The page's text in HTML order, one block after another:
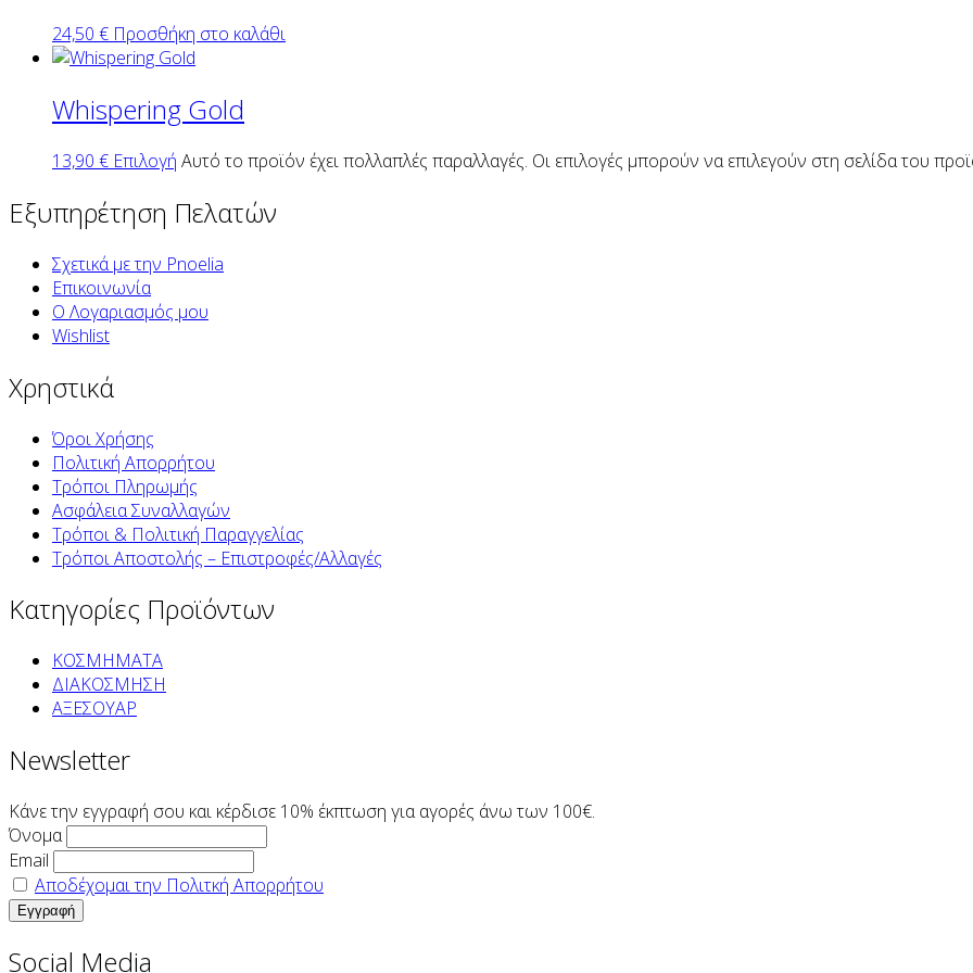
24,50 € Προσθήκη στο καλάθι
Whispering Gold
13,90 € Επιλογή Αυτό το προϊόν έχει πολλαπλές παραλλαγές. Οι επιλογές μπορούν να επιλεγούν στη σελίδα του
Εξυπηρέτηση Πελατών
Σχετικά με την Pnoelia
Επικοινωνία
Ο Λογαριασμός μου
Wishlist
Χρηστικά
Όροι Χρήσης
Πολιτική Απορρήτου
Τρόποι Πληρωμής
Ασφάλεια Συναλλαγών
Τρόποι & Πολιτική Παραγγελίας
Τρόποι Αποστολής – Επιστροφές/Αλλαγές
Κατηγορίες Προϊόντων
ΚΟΣΜΗΜΑΤΑ
ΔΙΑΚΟΣΜΗΣΗ
ΑΞΕΣΟΥΑΡ
Newsletter
Κάνε την εγγραφή σου και κέρδισε 10% έκπτωση για αγορές άνω των 100€.
Όνομα
Email
Αποδέχομαι την Πολιτκή Απορρήτου
Social Media